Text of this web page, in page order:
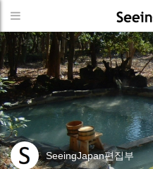
SeeingJapan편집부